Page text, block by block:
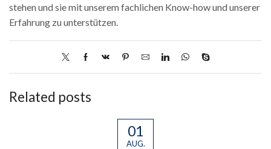
stehen und sie mit unserem fachlichen Know-how und unserer
Erfahrung zu unterstützen.
Related posts
01
AUG.